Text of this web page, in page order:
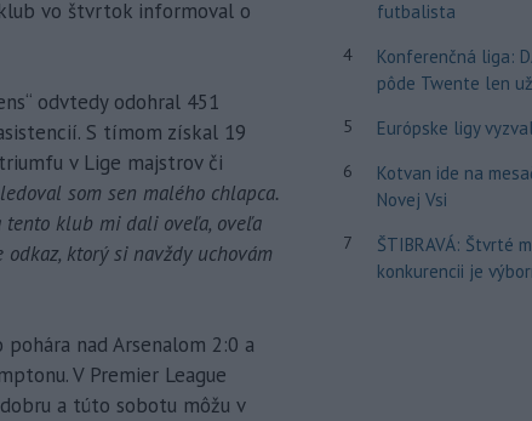
vo štvrtok informoval o
odvtedy odohral 451
S tímom získal 19
v Lige majstrov či
som sen malého chlapca.
tento klub mi dali oveľa, oveľa
ktorý si navždy uchovám
nad Arsenalom 2:0 a
V Premier League
a túto sobotu môžu v
futbalista
4
Konferenčná liga:
pôde Twente len
5 Európske ligy
6
Kotvan ide na
Novej Vsi
7
ŠTIBRAVÁ: Štvrté
konkurencii je